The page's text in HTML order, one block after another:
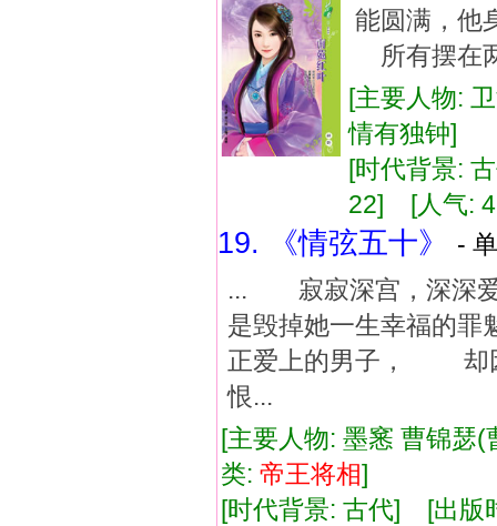
能圆满，
所有摆在
[主要人物:
情有独钟]
[时代背景:
22] [人气:
19. 《情弦五十》
-
... 寂寂深宫，深
是毁掉她一生幸福
正爱上的男子， 却
恨...
[主要人物: 墨窸 曹锦
类: 帝王将相]
[时代背景: 古代] [出